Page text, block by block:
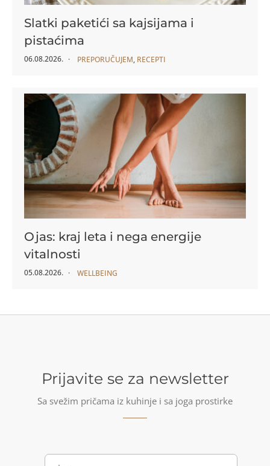
Slatki paketići sa kajsijama i
pistaćima
06.08.2026. PREPORUČUJEM, RECEPTI
Ojas: kraj leta i nega energije
vitalnosti
05.08.2026. WELLBEING
Prijavite se za newsletter
Sa svežim pričama iz kuhinje i sa joga prostirke